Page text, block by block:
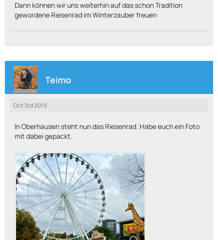
Dann können wir uns weiterhin auf das schon Tradition
gewordene Riesenrad im Winterzauber freuen
Teimo
Oct 3rd 2019
In Oberhausen steht nun das Riesenrad. Habe euch ein Foto
mit dabei gepackt.